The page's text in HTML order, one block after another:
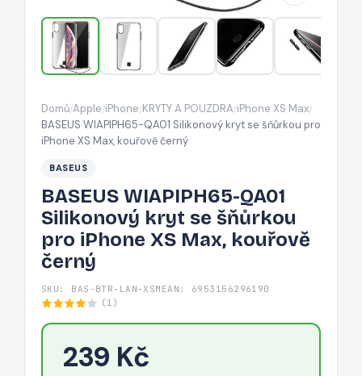
šňůrkou
pro
iPhone
XS
kouřově
černý
Domů/Apple/iPhone/KRYTY A POUZDRA/iPhone XS Max/
BASEUS WIAPIPH65-QA01 Silikonový kryt se šňůrkou pro
iPhone XS Max, kouřově černý
BASEUS
BASEUS WIAPIPH65-QA01
Silikonový kryt se šňůrkou
pro iPhone XS Max, kouřově
černý
SKU: BAS-BTR-LAN-XSM EAN: 6953156296190
(1)
239 Kč